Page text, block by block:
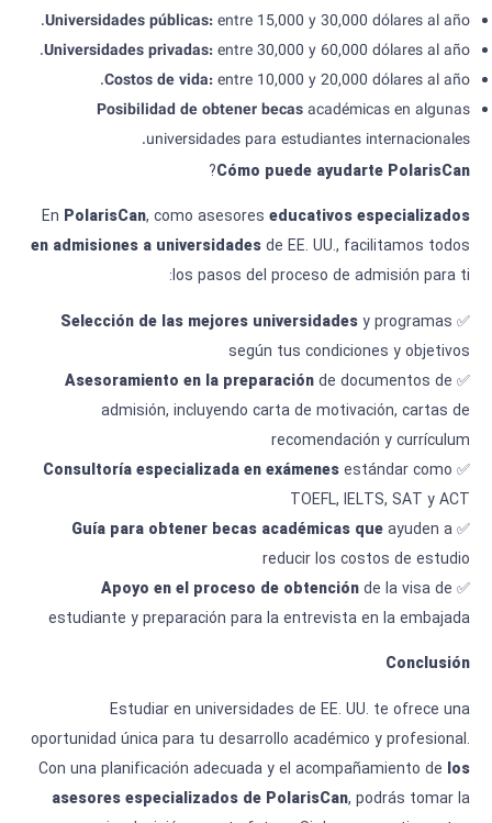
Universidades públicas:entre 15,000 y 30,000 dólares al año.
Universidades privadas:entre 30,000 y 60,000 dólares al año.
Costos de vida:entre 10,000 y 20,000 dólares al año.
Posibilidad de obtener becasacadémicas en algunas
universidades para estudiantes internacionales.
Cómopuede ayudartePolarisCan
?
EnPolarisCan , como asesoreseducativos especializados
en admisiones a universidadesde EE. UU., facilitamos todos
los pasos del proceso de admisión para ti:
✅
Selección de las mejores universidadesy programas
según tus condiciones y objetivos
✅
Asesoramiento en la preparaciónde documentos de
admisión, incluyendo carta de motivación, cartas de
recomendación y currículum
✅
Consultoría especializada en exámenesestándar como
TOEFL, IELTS, SAT y ACT
✅
Guía para obtener becas académicas queayuden a
reducir los costos de estudio
✅
Apoyo en el proceso de obtenciónde la visa de
estudiante y preparación para la entrevista en la embajada
Conclusión
Estudiar en universidades de EE. UU. te ofrece una
oportunidad única para tu desarrollo académico y profesional.
Con una planificación adecuada y el acompañamiento delos
asesores especializados de PolarisCan , podrás tomar la